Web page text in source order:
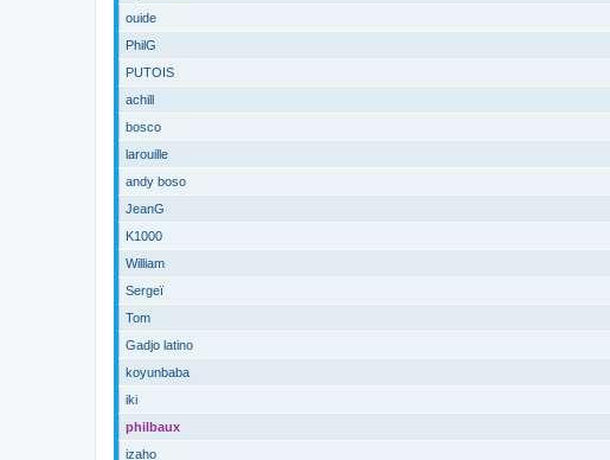
ouide
PhilG
PUTOIS
achill
bosco
larouille
andy boso
JeanG
K1000
William
Sergeï
Tom
Gadjo latino
koyunbaba
iki
philbaux
izaho